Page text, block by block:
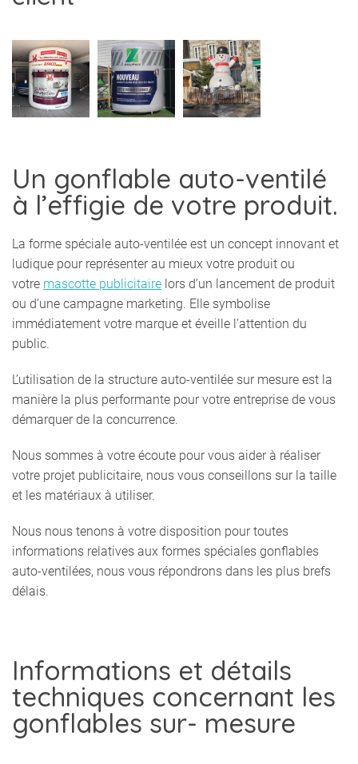
Un gonflable auto-ventilé
à l’effigie de votre produit.
La forme spéciale auto-ventilée est un concept innovant et
ludique pour représenter au mieux votre produit ou
votre mascotte publicitaire lors d’un lancement de produit
ou d’une campagne marketing. Elle symbolise
immédiatement votre marque et éveille l’attention du
public.
L’utilisation de la structure auto-ventilée sur mesure est la
manière la plus performante pour votre entreprise de vous
démarquer de la concurrence.
Nous sommes à votre écoute pour vous aider à réaliser
votre projet publicitaire, nous vous conseillons sur la taille
et les matériaux à utiliser.
Nous nous tenons à votre disposition pour toutes
informations relatives aux formes spéciales gonflables
auto-ventilées, nous vous répondrons dans les plus brefs
délais.
Informations et détails
techniques concernant les
gonflables sur- mesure